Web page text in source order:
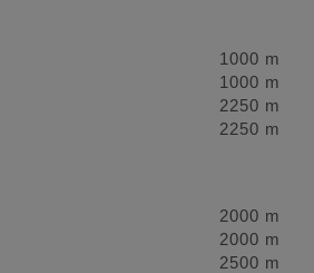
1000 m
1000 m
2250 m
2250 m
2000 m
2000 m
2500 m